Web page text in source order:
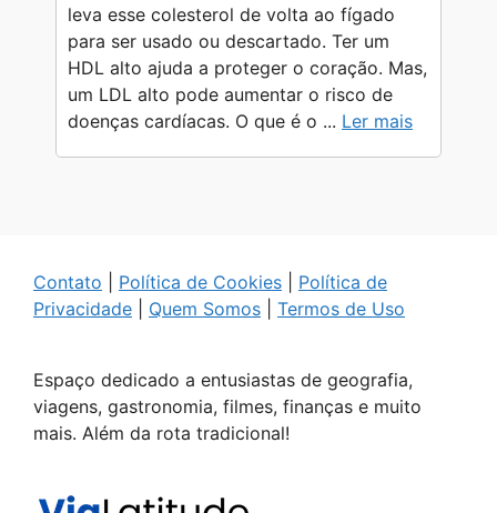
leva esse colesterol de volta ao fígado
para ser usado ou descartado. Ter um
HDL alto ajuda a proteger o coração. Mas,
um LDL alto pode aumentar o risco de
doenças cardíacas. O que é o ... Ler mais
Contato Política de Cookies
Política de
Privacidade
Quem Somos Termos de Uso
Espaço dedicado a entusiastas de geografia,
viagens, gastronomia, filmes, finanças e muito
mais. Além da rota tradicional!